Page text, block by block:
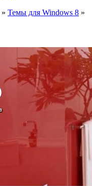
» Темы для Windows 8 »